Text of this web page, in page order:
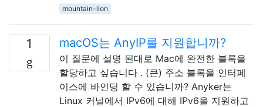
mountain-lion
1 macOS는 AnyIP를 지원합니까?
이 질문에 설명 된대로 Mac에 완전한 블록을
할당하고 싶습니다 . (큰) 주소 블록을 인터페
이스에 바인딩 할 수 있습니까? Anyker는
Linux 커널에서 IPv6에 대해 IPv6을 지원하고